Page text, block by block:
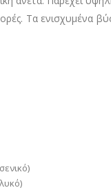
Τα ενισχυμένα